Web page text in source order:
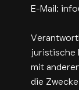
E-Mail:
juristische
mit
die